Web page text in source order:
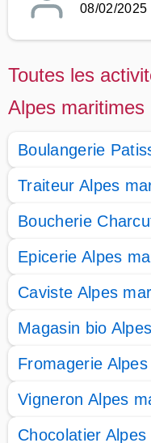
08/02/2025
Toutes les
Alpes maritimes
Boulangerie
Traiteur Alpes
Boucherie
Epicerie Alpes
Caviste Alpes
Magasin bio
Fromagerie
Vigneron Alpes
Chocolatier